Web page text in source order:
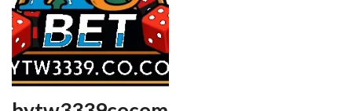
Contact
Videos